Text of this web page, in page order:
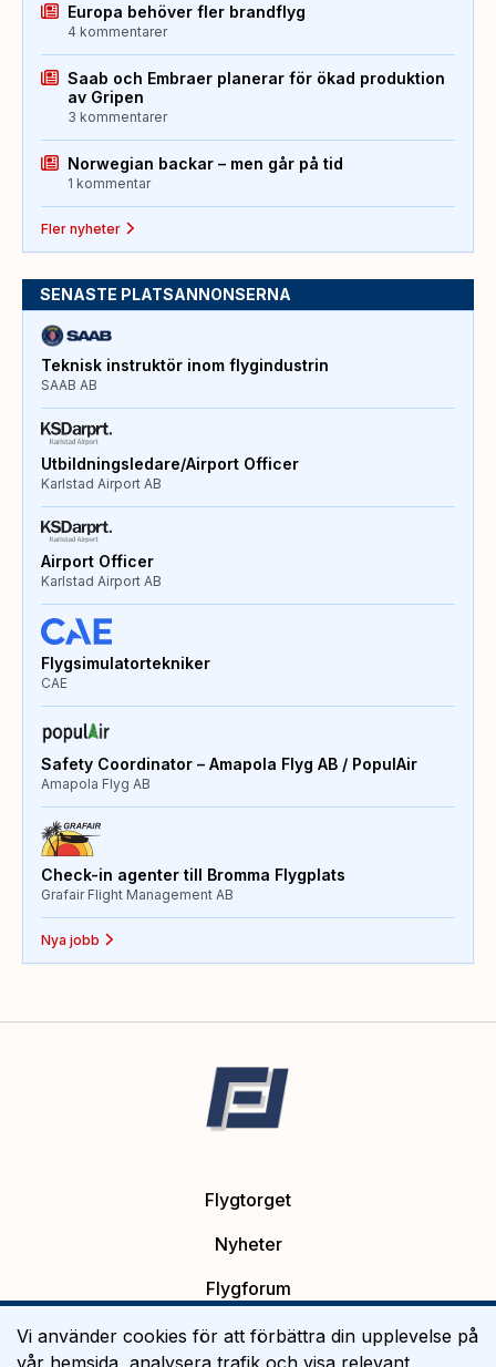
Europa behöver fler brandflyg
4 kommentarer
Saab och Embraer planerar för ökad produktion
av Gripen
3 kommentarer
Norwegian backar – men går på tid
1 kommentar
Fler nyheter
SENASTE PLATSANNONSERNA
Teknisk instruktör inom flygindustrin
SAAB AB
Utbildningsledare/Airport Officer
Karlstad Airport AB
Airport Officer
Karlstad Airport AB
Flygsimulatortekniker
CAE
Safety Coordinator – Amapola Flyg AB / PopulAir
Amapola Flyg AB
Check-in agenter till Bromma Flygplats
Grafair Flight Management AB
Nya jobb
Flygtorget
Nyheter
Flygforum
Platsannonser
Vi använder cookies för att förbättra din upplevelse på
vår hemsida, analysera trafik och visa relevant